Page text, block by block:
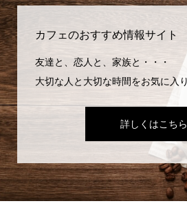
カフェのおすすめ情報サイト
友達と、恋人と、家族と・・・
大切な人と大切な時間をお気に入
詳しくはこちら